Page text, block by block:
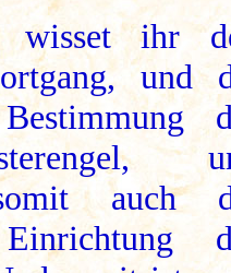
wisset ihr
und
auch